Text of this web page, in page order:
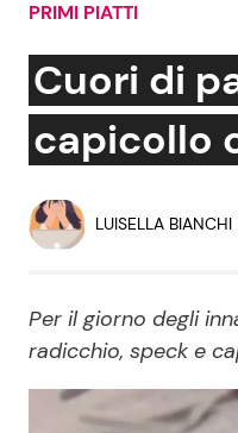
Social News
News dal mondo
PRIMI PIATTI
Cuori di
capicollo
LUISELLA BIANCHI
Per il giorno degli
radicchio, speck e